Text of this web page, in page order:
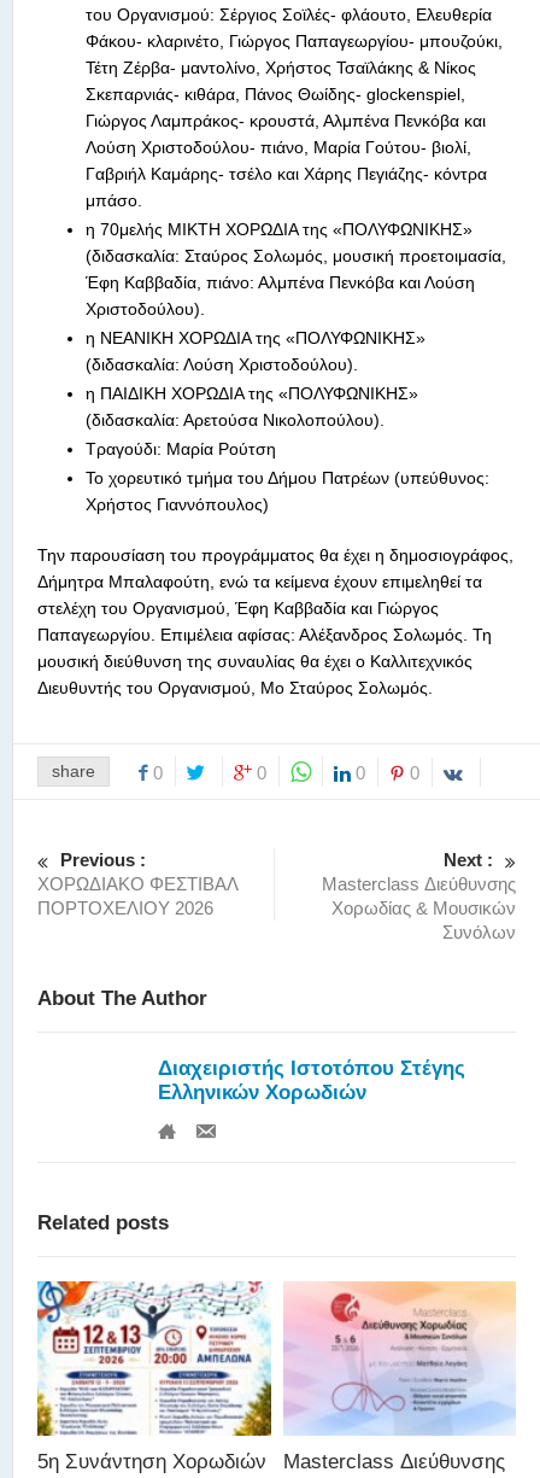
του Οργανισμού: Σέργιος Σοϊλές- φλάουτο, Ελευθερία
Φάκου- κλαρινέτο, Γιώργος Παπαγεωργίου- μπουζούκι,
Τέτη Ζέρβα- μαντολίνο, Χρήστος Τσαϊλάκης & Νίκος
Σκεπαρνιάς- κιθάρα, Πάνος Θωίδης- glockenspiel,
Γιώργος Λαμπράκος- κρουστά, Αλμπένα Πενκόβα και
Λούση Χριστοδούλου- πιάνο, Μαρία Γούτου- βιολί,
Γαβριήλ Καμάρης- τσέλο και Χάρης Πεγιάζης- κόντρα
μπάσο.
η 70μελής ΜΙΚΤΗ ΧΟΡΩΔΙΑ της «ΠΟΛΥΦΩΝΙΚΗΣ»
(διδασκαλία: Σταύρος Σολωμός, μουσική προετοιμασία,
Έφη Καββαδία, πιάνο: Αλμπένα Πενκόβα και Λούση
Χριστοδούλου).
η ΝΕΑΝΙΚΗ ΧΟΡΩΔΙΑ της «ΠΟΛΥΦΩΝΙΚΗΣ»
(διδασκαλία: Λούση Χριστοδούλου).
η ΠΑΙΔΙΚΗ ΧΟΡΩΔΙΑ της «ΠΟΛΥΦΩΝΙΚΗΣ»
(διδασκαλία: Αρετούσα Νικολοπούλου).
Τραγούδι: Μαρία Ρούτση
Το χορευτικό τμήμα του Δήμου Πατρέων (υπεύθυνος:
Χρήστος Γιαννόπουλος)
Την παρουσίαση του προγράμματος θα έχει η δημοσιογράφος,
Δήμητρα Μπαλαφούτη, ενώ τα κείμενα έχουν επιμεληθεί τα
στελέχη του Οργανισμού, Έφη Καββαδία και Γιώργος
Παπαγεωργίου. Επιμέλεια αφίσας: Αλέξανδρος Σολωμός. Τη
μουσική διεύθυνση της συναυλίας θα έχει ο Καλλιτεχνικός
Διευθυντής του Οργανισμού, Μο Σταύρος Σολωμός.
share 0 0 0 0
Previous :
ΧΟΡΩΔΙΑΚΟ ΦΕΣΤΙΒΑΛ
ΠΟΡΤΟΧΕΛΙΟΥ 2026
Next :
Masterclass Διεύθυνσης
Χορωδίας & Μουσικών
Συνόλων
About The Author
Διαχειριστής Ιστοτόπου Στέγης
Ελληνικών Χορωδιών
Related posts
5η Συνάντηση Χορωδιών
Masterclass Διεύθυνσης